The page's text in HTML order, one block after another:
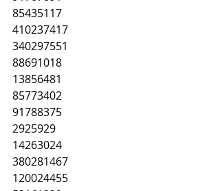
85435117
410237417
340297551
88691018
13856481
85773402
91788375
2925929
14263024
380281467
120024455